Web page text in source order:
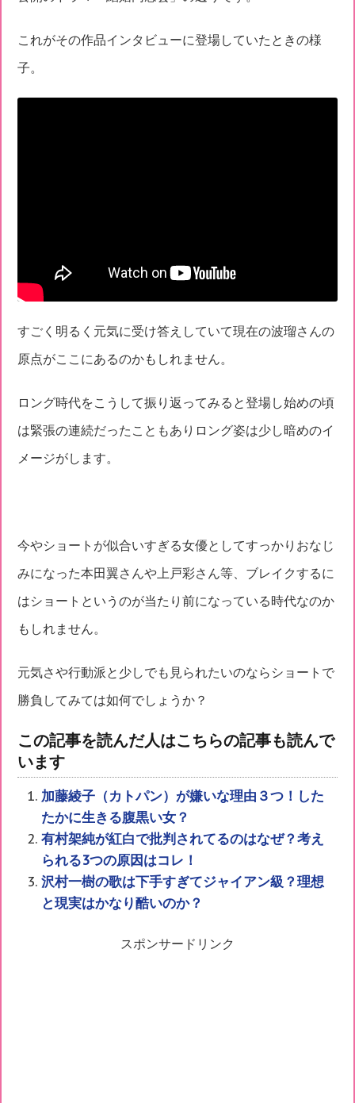
これがその作品インタビューに登場していたときの様
子。
すごく明るく元気に受け答えしていて現在の波瑠さんの
原点がここにあるのかもしれません。
ロング時代をこうして振り返ってみると登場し始めの頃
は緊張の連続だったこともありロング姿は少し暗めのイ
メージがします。
今やショートが似合いすぎる女優としてすっかりおなじ
みになった本田翼さんや上戸彩さん等、ブレイクするに
はショートというのが当たり前になっている時代なのか
もしれません。
元気さや行動派と少しでも見られたいのならショートで
勝負してみては如何でしょうか？
この記事を読んだ人はこちらの記事も読んで
います
加藤綾子（カトパン）が嫌いな理由３つ！した
たかに生きる腹黒い女？
有村架純が紅白で批判されてるのはなぜ？考え
られる3つの原因はコレ！
沢村一樹の歌は下手すぎてジャイアン級？理想
と現実はかなり酷いのか？
スポンサードリンク